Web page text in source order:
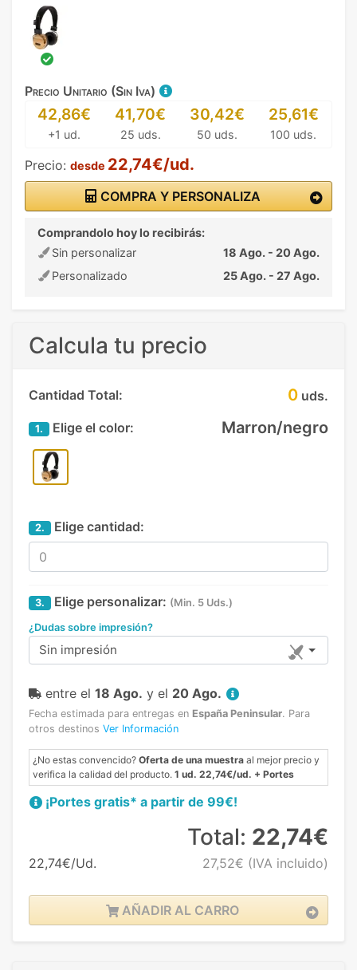
Precio Unitario (Sin Iva)
42,86€
+1 ud.
41,70€
25 uds.
30,42€
50 uds.
25,61€
100 uds.
Precio: desde 22,74€/ud.
COMPRA Y PERSONALIZA
Comprandolo hoy lo recibirás:
Sin personalizar
18 Ago. - 20 Ago.
Personalizado
25 Ago. - 27 Ago.
Calcula tu precio
Cantidad Total: 0 uds.
1. Elige el color: Marron/negro
2. Elige cantidad:
3. Elige personalizar: (Min. 5 Uds.)
¿Dudas sobre impresión?
Sin impresión
entre el 18 Ago. y el 20 Ago.
Fecha estimada para entregas en España Peninsular. Para
otros destinos Ver Información
¿No estas convencido? Oferta de una muestra al mejor precio y
verifica la calidad del producto. 1 ud. 22,74€/ud. + Portes
¡Portes gratis* a partir de 99€!
22,74€/Ud.
Total: 22,74€
27,52€ (IVA incluido)
AÑADIR AL CARRO